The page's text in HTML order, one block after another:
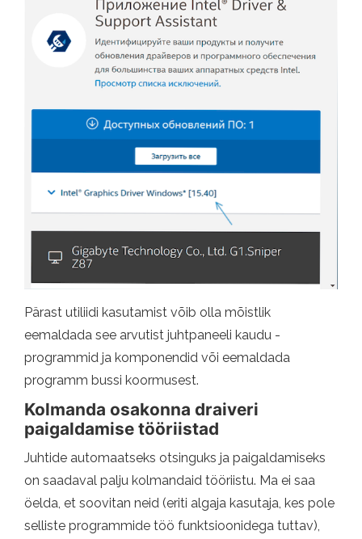
Pärast utiliidi kasutamist võib olla mõistlik
eemaldada see arvutist juhtpaneeli kaudu -
programmid ja komponendid või eemaldada
programm bussi koormusest.
Kolmanda osakonna draiveri
paigaldamise tööriistad
Juhtide automaatseks otsinguks ja paigaldamiseks
on saadaval palju kolmandaid tööriistu. Ma ei saa
öelda, et soovitan neid (eriti algaja kasutaja, kes pole
selliste programmide töö funktsioonidega tuttav),